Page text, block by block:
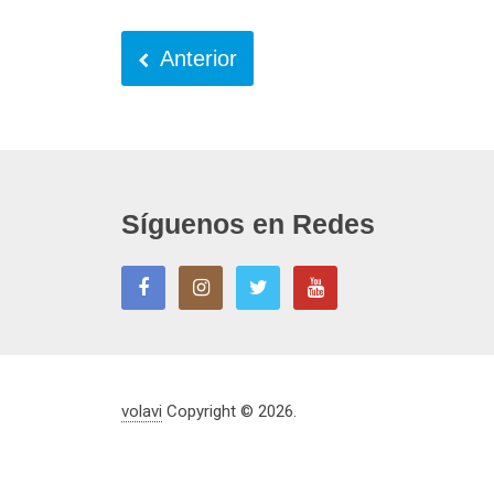
Anterior
Síguenos en Redes
volavi Copyright © 2026.